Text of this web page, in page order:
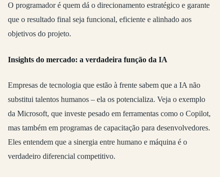
O programador é quem dá o direcionamento estratégico e garante
que o resultado final seja funcional, eficiente e alinhado aos
objetivos do projeto.
Insights do mercado: a verdadeira função da IA
Empresas de tecnologia que estão à frente sabem que a IA não
substitui talentos humanos – ela os potencializa. Veja o exemplo
da Microsoft, que investe pesado em ferramentas como o Copilot,
mas também em programas de capacitação para desenvolvedores.
Eles entendem que a sinergia entre humano e máquina é o
verdadeiro diferencial competitivo.